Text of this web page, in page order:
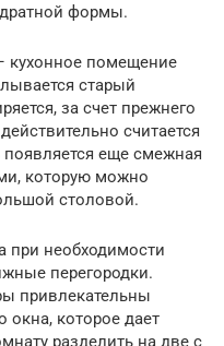
формы.
помещение
старый
за счет прежнего
считается
еще смежная
которую можно
столовой.
при необходимости
перегородки.
привлекательны
окна, которое дает
разделить на две с